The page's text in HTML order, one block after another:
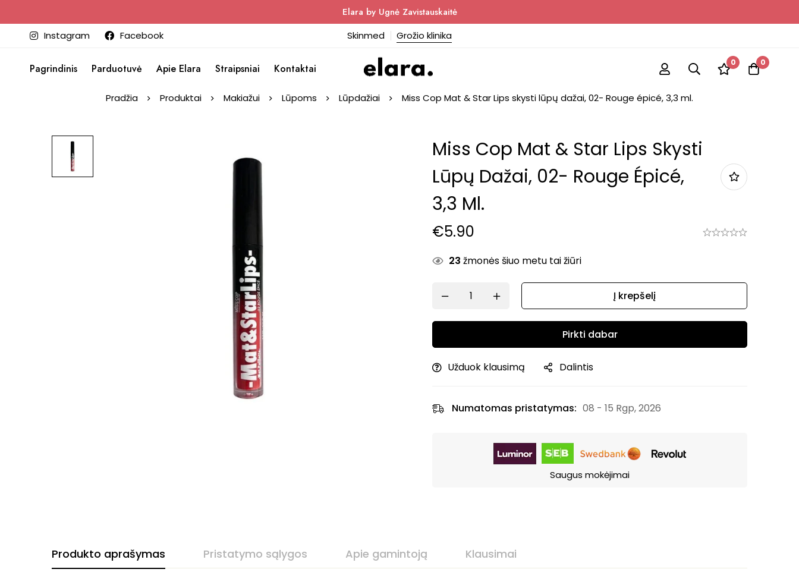
Elara by Ugnė Zavistauskaitė
Instagram Facebook Skinmed Grožio klinika
Pagrindinis Parduotuvė Apie Elara Straipsniai Kontaktai 0 0
Pradžia Produktai Makiažui Lūpoms Lūpdažiai Miss Cop Mat & Star Lips skysti lūpų dažai, 02- Rouge épicé, 3,3 ml.
Miss Cop Mat & Star Lips Skysti
Lūpų Dažai, 02- Rouge Épicé,
3,3 Ml.
€5.90
23 žmonės šiuo metu tai žiūri
Į krepšelį
Pirkti dabar
Užduok klausimą Dalintis
Numatomas pristatymas: 08 - 15 Rgp, 2026
Saugus mokėjimai
Produkto aprašymas Pristatymo sąlygos Apie gamintoją Klausimai